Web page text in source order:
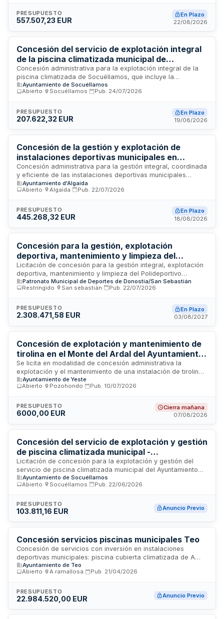
instalaciones. El Ayuntamiento de Ciudad Rodrigo licita este
servicio público mediante procedimiento abierto con
licitación que podrá ser mejorado a la baja por los
licitadores interesados.
PRESUPUESTO
557.507,23 EUR
En Plazo
22/08/2026
Concesión del servicio de explotación integral
de la piscina climatizada municipal de
Socuéllamos
Concesión administrativa para la explotación integral de la
piscina climatizada de Socuéllamos, que incluye la
organización de cursos y actividades deportivas,
contratación de monitores y socorristas, así como el
El servicio tiene como objetivo fomentar la práctica
deportiva entre los ciudadanos del municipio de Ciudad Real.
Ayuntamiento de Socuéllamos
Abierto
Socuéllamos Pub. 24/07/2026
PRESUPUESTO
207.622,32 EUR
En Plazo
19/08/2026
Concesión de la gestión y explotación de
instalaciones deportivas municipales en
Algaida
Concesión administrativa para la gestión integral, coordinada
y eficiente de las instalaciones deportivas municipales
ubicadas en el recinto Es Porrassar y en el pabellón Andreu
Trobat del centro escolar Pare Bartomeu Pou. El
deportivos con prestación obligatoria de mínimo dieciséis a
veintidós horas entre semana y horarios según competición
ciudadano que satisfaga los precios públicos establecidos.
Ayuntamiento d'Algaida
Abierto
Algaida Pub. 22/07/2026
PRESUPUESTO
445.268,32 EUR
En Plazo
18/08/2026
Concesión para la gestión, explotación
deportiva, mantenimiento y limpieza del
Polideportivo Municipal de Mons - Patronato
Municipal de Deportes de Donostia/San
Sebastián
Licitación de concesión para la gestión integral, explotación
deportiva, mantenimiento y limpieza del Polideportivo
Municipal de Mons, ubicado en la calle Julimasene nº1 de
San Sebastián. El Patronato Municipal de Deportes de
de operación y conservación de las instalaciones
deportivas, incluyendo tareas de limpieza, mantenimiento
explotación deportiva del complejo. El contrato de concesión
requiere que el adjudicatario garantice el funcionamiento
óptimo, la seguridad y la accesibilidad de todas las áreas
del polideportivo.
Patronato Municipal de Deportes de Donostia/San Sebastián
Restringido
San sebastián Pub. 22/07/2026
PRESUPUESTO
2.308.471,58 EUR
En Plazo
03/08/2027
Concesión de explotación y mantenimiento de
tirolina en el Monte del Ardal del Ayuntamiento
de Yeste
Se licita en modalidad de concesión administrativa la
explotación y el mantenimiento de una instalación de tirolina
ubicada en el Monte del Ardal. El Ayuntamiento de Yeste
busca adjudicar a una empresa especializada la gestión
de usuarios, mantenimiento preventivo y correctivo de la
infraestructura, así como cumplimiento de obligaciones
concesionario debe garantizar continuidad del servicio,
responsabilidad civil, formación del personal y adhesión a
normativa de turismo activo.
Ayuntamiento de Yeste
Abierto
Pozohondo Pub. 10/07/2026
PRESUPUESTO
6000,00 EUR
Cierra mañana
07/08/2026
Concesión del servicio de explotación y gestión
de piscina climatizada municipal -
Ayuntamiento de Socuéllamos
Licitación de concesión para la explotación y gestión del
servicio de piscina climatizada municipal del Ayuntamiento
de Socuéllamos. El contrato engloba la operación,
mantenimiento y administración de las instalaciones
personal necesario, conservación de equipos, servicios
complementarios y atención al público. Se trata de un
local, con una duración determinada y una remuneración
basada en el modelo de concesión administrativa.
Ayuntamiento de Socuéllamos
Abierto
Socuéllamos Pub. 22/06/2026
PRESUPUESTO
103.811,16 EUR Anuncio Previo
Concesión servicios piscinas municipales Teo
Concesión de servicios con inversión en instalaciones
deportivas municipales: piscina cubierta climatizada de A
Ramallosa y piscinas de verano de Insua y Os Tilos en Teo
(A Coruña).
Ayuntamiento de Teo
Abierto
A ramallosa Pub. 21/04/2026
PRESUPUESTO
22.984.520,00 EUR Anuncio Previo